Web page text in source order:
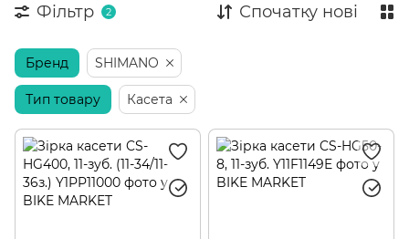
Фільтр 2 Спочатку нові
Бренд SHIMANO
Тип товару Касета